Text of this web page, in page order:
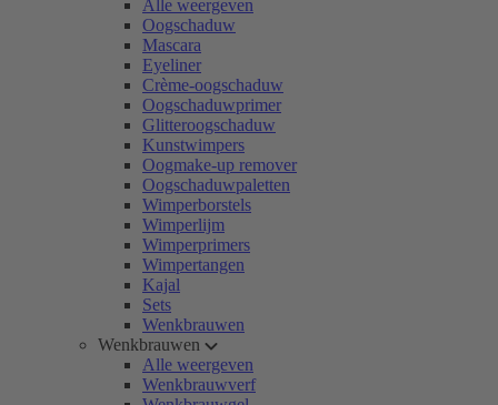
Alle weergeven
Oogschaduw
Mascara
Eyeliner
Crème-oogschaduw
Oogschaduwprimer
Glitteroogschaduw
Kunstwimpers
Oogmake-up remover
Oogschaduwpaletten
Wimperborstels
Wimperlijm
Wimperprimers
Wimpertangen
Kajal
Sets
Wenkbrauwen
Wenkbrauwen
Alle weergeven
Wenkbrauwverf